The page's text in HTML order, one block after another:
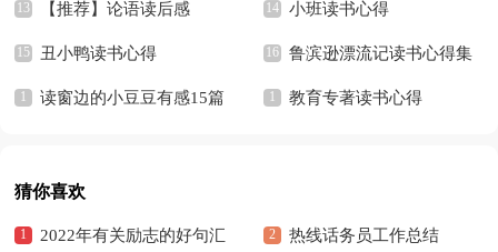
篇) 笔记
【推荐】论语读后感 小班读书心得
丑小鸭读书心得 鲁滨逊漂流记读书心得集
锦15篇
读窗边的小豆豆有感15篇 教育专著读书心得
猜你喜欢
2022年有关励志的好句汇 热线话务员工作总结